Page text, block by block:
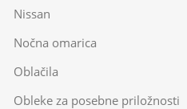
Nissan
Nočna omarica
Oblačila
Obleke za posebne priložnosti